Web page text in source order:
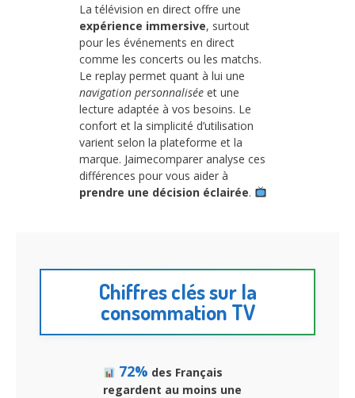
La télévision en direct offre une
expérience immersive, surtout
pour les événements en direct
comme les concerts ou les matchs.
Le replay permet quant à lui une
navigation personnalisée et une
lecture adaptée à vos besoins. Le
confort et la simplicité d’utilisation
varient selon la plateforme et la
marque. Jaimecomparer analyse ces
différences pour vous aider à
prendre une décision éclairée.
Chiffres clés sur la
consommation TV
72% des Français
regardent au moins une